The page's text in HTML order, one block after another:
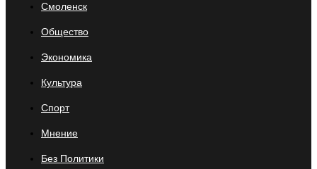
Смоленск
Общество
Экономика
Культура
Спорт
Мнение
Без Политики